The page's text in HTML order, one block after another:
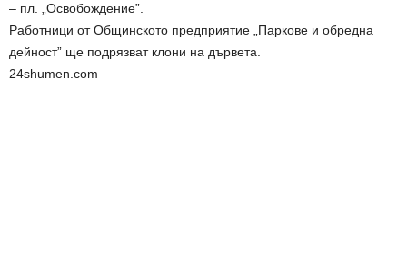
– пл. „Освобождение”.
Работници от Общинското предприятие „Паркове и обредна
дейност” ще подрязват клони на дървета.
24shumen.com